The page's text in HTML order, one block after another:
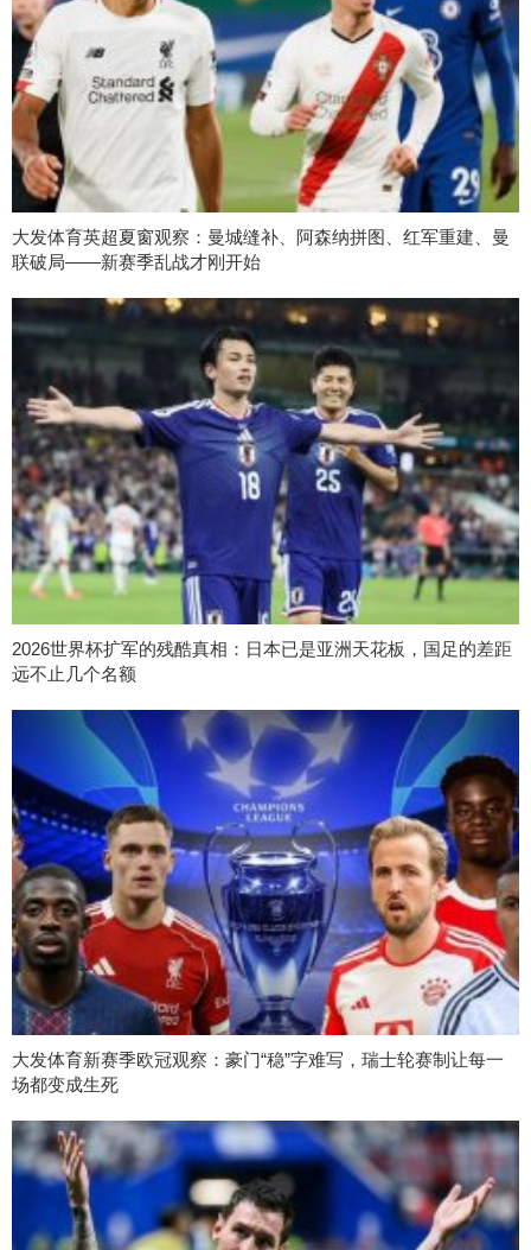
大发体育英超夏窗观察：曼城缝补、阿森纳拼图、红军重建、曼
联破局——新赛季乱战才刚开始
2026世界杯扩军的残酷真相：日本已是亚洲天花板，国足的差距
远不止几个名额
大发体育新赛季欧冠观察：豪门“稳”字难写，瑞士轮赛制让每一
场都变成生死